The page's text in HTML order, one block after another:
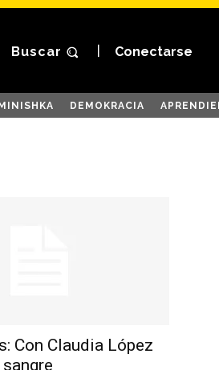
Buscar Conectarse
DEMOKRACIA
Con Claudia López